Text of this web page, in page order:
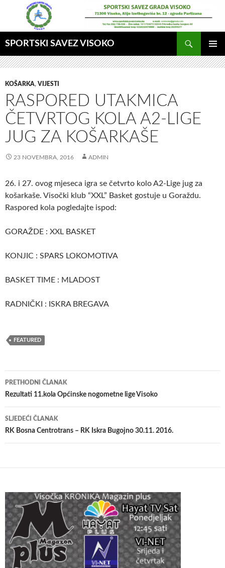
SPORTSKI SAVEZ VISOKO
GLAVNI
MENI
KOŠARKA, VIJESTI
RASPORED UTAKMICA
ČETVRTOG KOLA A2-LIGE
JUG ZA KOŠARKAŠE
23 NOVEMBRA, 2016 ADMIN
26. i 27. ovog mjeseca igra se četvrto kolo A2-Lige jug za
košarkaše. Visočki klub “XXL” Basket gostuje u Goraždu.
Raspored kola pogledajte ispod:
GORAŽDE : XXL BASKET
KONJIC : SPARS LOKOMOTIVA
BASKET TIME : MLADOST
RADNIČKI : ISKRA BREGAVA
FEATURED
Navigacija
članaka
PRETHODNI ČLANAK
Rezultati 11.kola Općinske nogometne lige Visoko
SLJEDEĆI ČLANAK
RK Bosna Centrotrans – RK Iskra Bugojno 30.11. 2016.